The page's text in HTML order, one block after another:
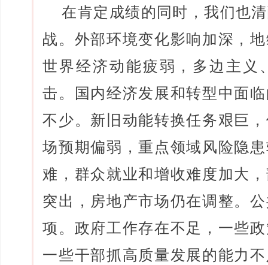
在肯定成绩的同时，我们也
战。外部环境变化影响加深，
世界经济动能疲弱，多边主义
击。国内经济发展和转型中面
不少。新旧动能转换任务艰巨
场预期偏弱，重点领域风险隐
难，群众就业和增收难度加大
突出，房地产市场仍在调整。
项。政府工作存在不足，一些
一些干部抓高质量发展的能力